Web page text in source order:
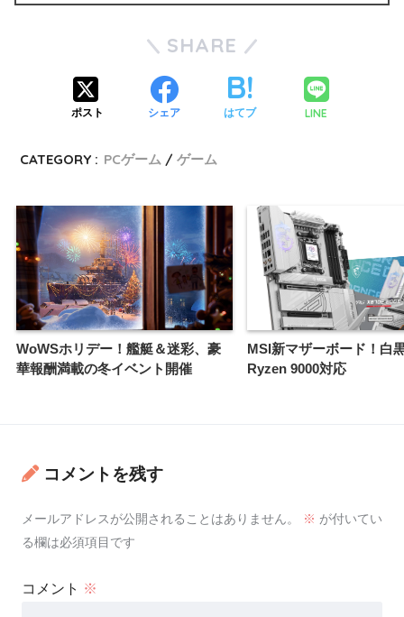
SHARE
ポスト シェア はてブ LINE
CATEGORY : PCゲーム ゲーム
WoWSホリデー！艦艇＆迷彩、豪
華報酬満載の冬イベント開催
MSI新マザーボード！白
Ryzen 9000対応
コメントを残す
メールアドレスが公開されることはありません。 ※ が付いてい
る欄は必須項目です
コメント ※